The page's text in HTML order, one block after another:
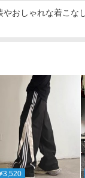
やおしゃれな着こな